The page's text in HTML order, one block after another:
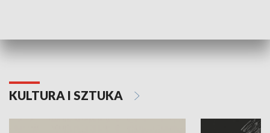
KULTURA I SZTUKA